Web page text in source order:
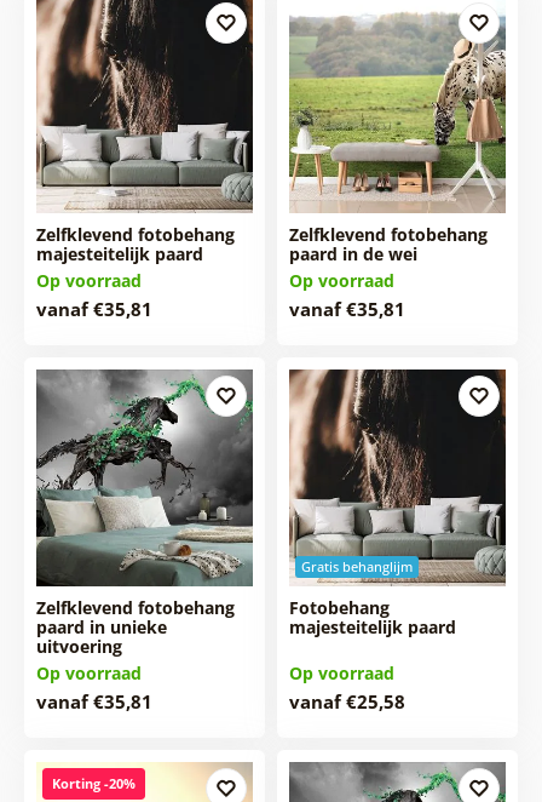
Zelfklevend fotobehang
majesteitelijk paard
Op voorraad
vanaf €35,81
Zelfklevend fotobehang
paard in de wei
Op voorraad
vanaf €35,81
Zelfklevend fotobehang
paard in unieke
uitvoering
Op voorraad
vanaf €35,81
Gratis behanglijm
Fotobehang
majesteitelijk paard
Op voorraad
vanaf €25,58
Korting -20%